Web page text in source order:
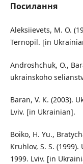
Посилання
Aleksiievets, M. O.
Ternopil. [in
Androshchuk, O.,
ukrainskoho
Baran, V. K. (2003).
Lviv. [in Ukrainian].
Boiko, H. Yu.,
Kruhlov, S. S.
1999. Lviv. [in